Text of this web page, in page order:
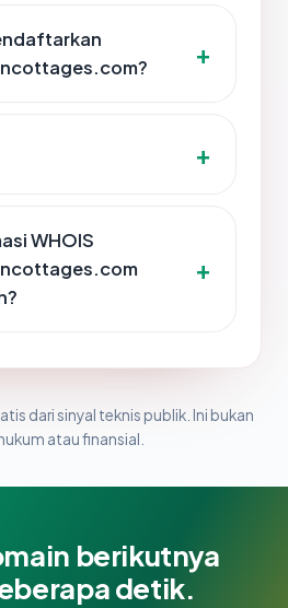
WHOIS
dari sinyal teknis publik. Ini bukan
atau finansial.
berikutnya
detik.